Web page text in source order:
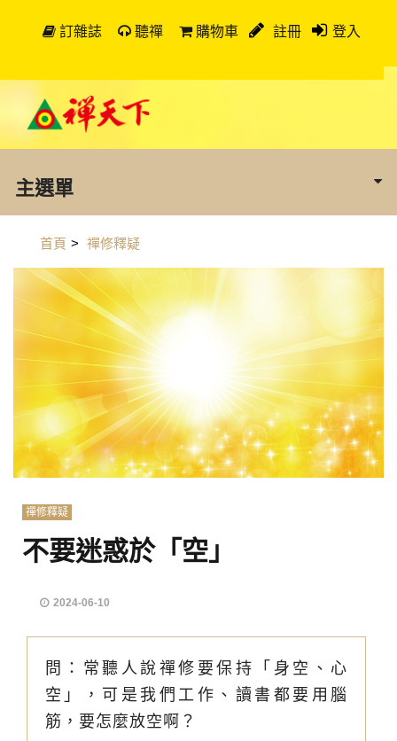
訂雜誌 聽禪 購物車 註冊 登入
主選單
首頁 > 禪修釋疑
禪修釋疑
不要迷惑於「空」
2024-06-10
問：常聽人說禪修要保持「身空、心
空」，可是我們工作、讀書都要用腦
筋，要怎麼放空啊？